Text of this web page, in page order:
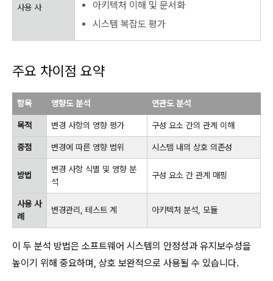
사용 사
아키텍처 이해 및 문서화
시스템 복잡도 평가
주요 차이점 요약
항목 영향도 분석 연관도 분석
목적 변경 사항의 영향 평가 구성 요소 간의 관계 이해
중점 변경에 따른 영향 범위 시스템 내의 상호 의존성
방법
변경 사항 식별 및 영향 분
석
구성 요소 간 관계 매핑
사용 사
례
변경관리, 테스트 계 아키텍처 분석, 모듈
이 두 분석 방법은 소프트웨어 시스템의 안정성과 유지보수성을
높이기 위해 중요하며, 상호 보완적으로 사용될 수 있습니다.